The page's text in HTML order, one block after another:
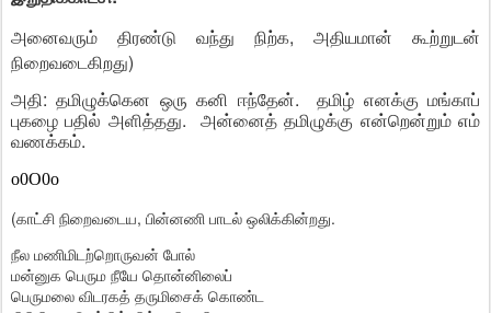
அனைவரும் திரண்டு வந்து நிற்க, அதியமான் கூற்றுடன்
நிறைவடைகிறது)
அதி: தமிழுக்கென ஒரு கனி ஈந்தேன். தமிழ் எனக்கு மங்காப்
புகழை பதில் அளித்தது. அன்னைத் தமிழுக்கு என்றென்றும் எம்
வணக்கம்.
o0O0o
(காட்சி நிறைவடைய, பின்னணி பாடல் ஒலிக்கின்றது.
நீல மணிமிடற்றொருவன் போல்
மன்னுக பெரும நீயே தொன்னிலைப்
பெருமலை விடரகத் தருமிசைக் கொண்ட